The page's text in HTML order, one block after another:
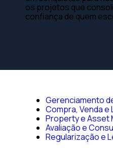
os projetos que
confiança de quem
Gerenciamento
Compra, Venda e
Property e Asset
Avaliação e
Regularização e